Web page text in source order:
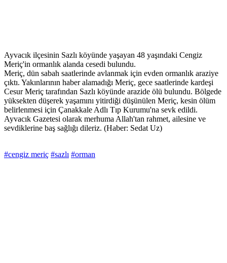
Ayvacık ilçesinin Sazlı köyünde yaşayan 48 yaşındaki Cengiz
Meriç'in ormanlık alanda cesedi bulundu.
Meriç, dün sabah saatlerinde avlanmak için evden ormanlık araziye
çıktı. Yakınlarının haber alamadığı Meriç, gece saatlerinde kardeşi
Cesur Meriç tarafından Sazlı köyünde arazide ölü bulundu. Bölgede
yüksekten düşerek yaşamını yitirdiği düşünülen Meriç, kesin ölüm
belirlenmesi için Çanakkale Adlı Tıp Kurumu'na sevk edildi.
Ayvacık Gazetesi olarak merhuma Allah'tan rahmet, ailesine ve
sevdiklerine baş sağlığı dileriz. (Haber: Sedat Uz)
#cengiz meriç #sazlı #orman